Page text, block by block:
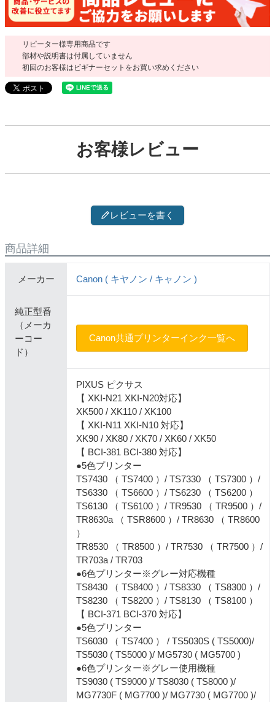
リピーター様専用商品です
部材や説明書は付属していません
初回のお客様はビギナーセットをお買い求めください
お客様レビュー
レビューを書く
商品詳細
メーカー Canon ( キヤノン / キャノン )
純正型番
（メーカ
ーコー
ド）
Canon共通プリンターインク一覧へ
PIXUS ピクサス
【 XKI-N21 XKI-N20対応】
XK500 / XK110 / XK100
【 XKI-N11 XKI-N10 対応】
XK90 / XK80 / XK70 / XK60 / XK50
【 BCI-381 BCI-380 対応】
●5色プリンター
TS7430 （ TS7400 ）/ TS7330 （ TS7300 ）/
TS6330 （ TS6600 ）/ TS6230 （ TS6200 ）
TS6130 （ TS6100 ）/ TR9530 （ TR9500 ）/
TR8630a （ TSR8600 ）/ TR8630 （ TR8600
）
TR8530 （ TR8500 ）/ TR7530 （ TR7500 ）/
TR703a / TR703
●6色プリンター※グレー対応機種
TS8430 （ TS8400 ）/ TS8330 （ TS8300 ）/
TS8230 （ TS8200 ）/ TS8130 （ TS8100 ）
【 BCI-371 BCI-370 対応】
●5色プリンター
TS6030 （ TS7400 ） / TS5030S ( TS5000)/
TS5030 ( TS5000 )/ MG5730 ( MG5700 )
●6色プリンター※グレー使用機種
TS9030 ( TS9000 )/ TS8030 ( TS8000 )/
MG7730F ( MG7700 )/ MG7730 ( MG7700 )/